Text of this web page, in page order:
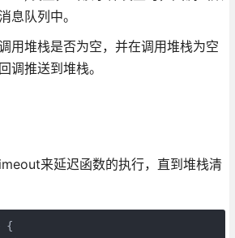
息队列中。
用堆栈是否为空，并在调用堆栈为空
调推送到堆栈。
来延迟函数的执行，直到堆栈清
{